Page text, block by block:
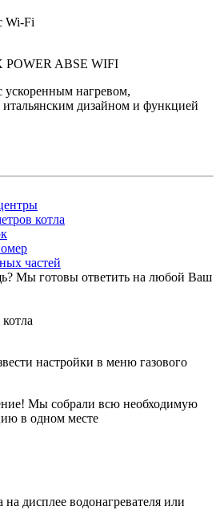
Wi-Fi
ABSE WIFI
ускоренным нагревом,
дизайном и функцией
котла
частей
Мы готовы ответить на любой Ваш
настройки в меню газового
Мы собрали всю необходимую
в одном месте
дисплее водонагревателя или